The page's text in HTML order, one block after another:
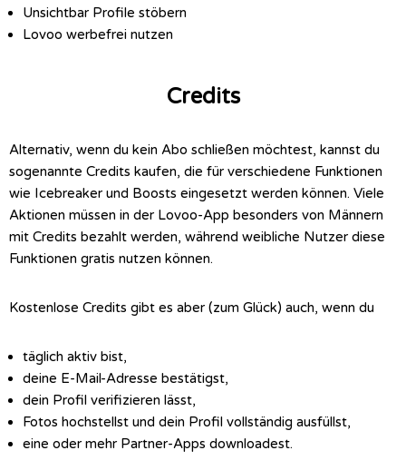
Unsichtbar Profile stöbern
Lovoo werbefrei nutzen
Credits
Alternativ, wenn du kein Abo schließen möchtest, kannst du
sogenannte Credits kaufen, die für verschiedene Funktionen
wie Icebreaker und Boosts eingesetzt werden können. Viele
Aktionen müssen in der Lovoo-App besonders von Männern
mit Credits bezahlt werden, während weibliche Nutzer diese
Funktionen gratis nutzen können.
Kostenlose Credits gibt es aber (zum Glück) auch, wenn du
täglich aktiv bist,
deine E-Mail-Adresse bestätigst,
dein Profil verifizieren lässt,
Fotos hochstellst und dein Profil vollständig ausfüllst,
eine oder mehr Partner-Apps downloadest.